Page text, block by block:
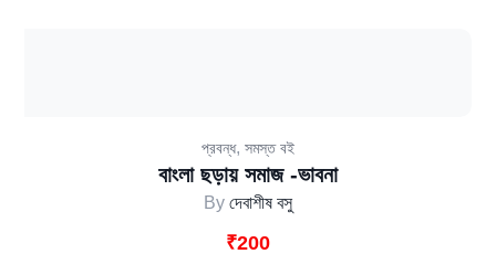
প্রবন্ধ, সমস্ত বই
বাংলা ছড়ায় সমাজ -ভাবনা
By দেবাশীষ বসু
₹200